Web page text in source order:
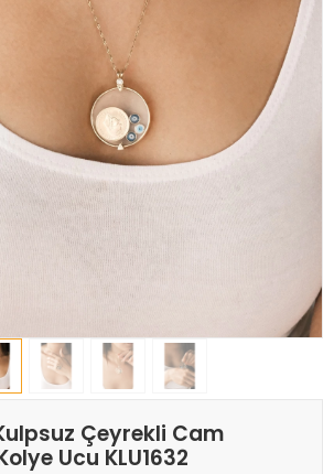
Çeyrekli Cam
Ucu KLU1632